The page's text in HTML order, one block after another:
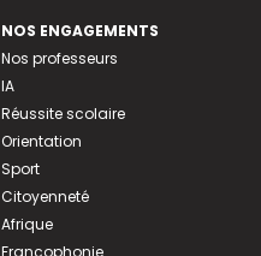
NOS ENGAGEMENTS
Nos professeurs
IA
Réussite scolaire
Orientation
Sport
Citoyenneté
Afrique